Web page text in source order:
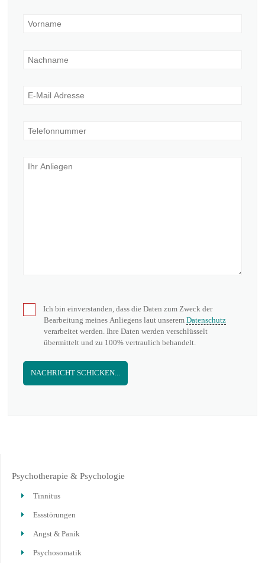
Ich bin einverstanden, dass die Daten zum Zweck der
Bearbeitung meines Anliegens laut unserem Datenschutz
verarbeitet werden. Ihre Daten werden verschlüsselt
übermittelt und zu 100% vertraulich behandelt.
NACHRICHT SCHICKEN...
Psychotherapie & Psychologie
Tinnitus
Essstörungen
Angst & Panik
Psychosomatik